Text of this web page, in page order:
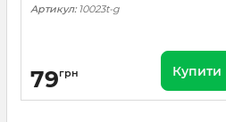
Артикул: 10023t-g
79грн Купити